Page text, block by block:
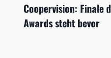
Coopervision: Finale
Awards steht bevor